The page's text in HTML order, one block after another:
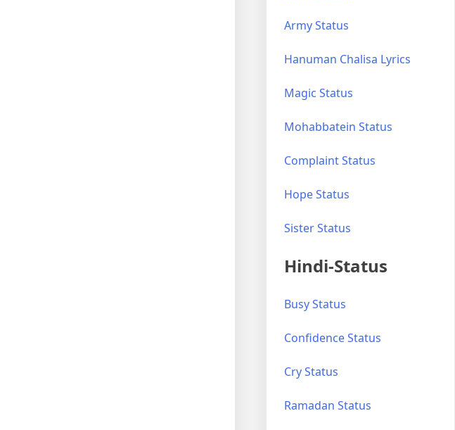
Army Status
Hanuman Chalisa Lyrics
Magic Status
Mohabbatein Status
Complaint Status
Hope Status
Sister Status
Hindi-Status
Busy Status
Confidence Status
Cry Status
Ramadan Status